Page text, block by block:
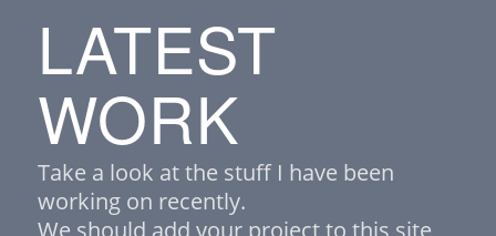
LATEST
WORK
Take a look at the stuff I have been
working on recently.
We should add your project to this site